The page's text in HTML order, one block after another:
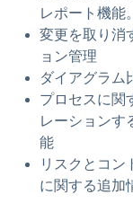
レポート 機能。
変更を取り消
ョン管理
ダイアグラム
プロセスに関
レーションす
能
リスクとコン
に関する追加